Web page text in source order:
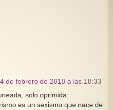
de febrero de 2018 a las 18:33
solo oprimida;
es un sexismo que nace de